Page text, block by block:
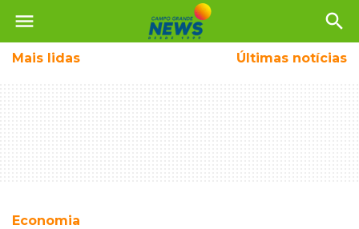
menu search
Mais lidas Últimas notícias
Economia